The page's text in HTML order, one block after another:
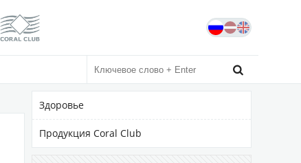
Официальный сайт coral-club.com

Здоровье
Продукция Coral Club